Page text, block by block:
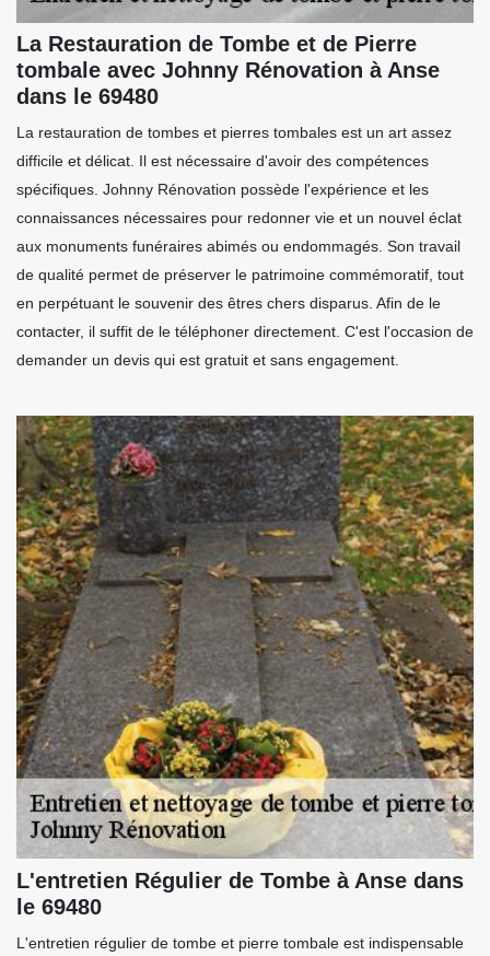
La Restauration de Tombe et de Pierre
tombale avec Johnny Rénovation à Anse
dans le 69480
La restauration de tombes et pierres tombales est un art assez
difficile et délicat. Il est nécessaire d'avoir des compétences
spécifiques. Johnny Rénovation possède l'expérience et les
connaissances nécessaires pour redonner vie et un nouvel éclat
aux monuments funéraires abimés ou endommagés. Son travail
de qualité permet de préserver le patrimoine commémoratif, tout
en perpétuant le souvenir des êtres chers disparus. Afin de le
contacter, il suffit de le téléphoner directement. C'est l'occasion de
demander un devis qui est gratuit et sans engagement.
L'entretien Régulier de Tombe à Anse dans
le 69480
L'entretien régulier de tombe et pierre tombale est indispensable